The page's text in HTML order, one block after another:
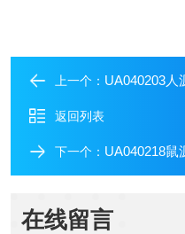
上一个： UA040203人
返回列表
下一个： UA040218鼠
在线留言